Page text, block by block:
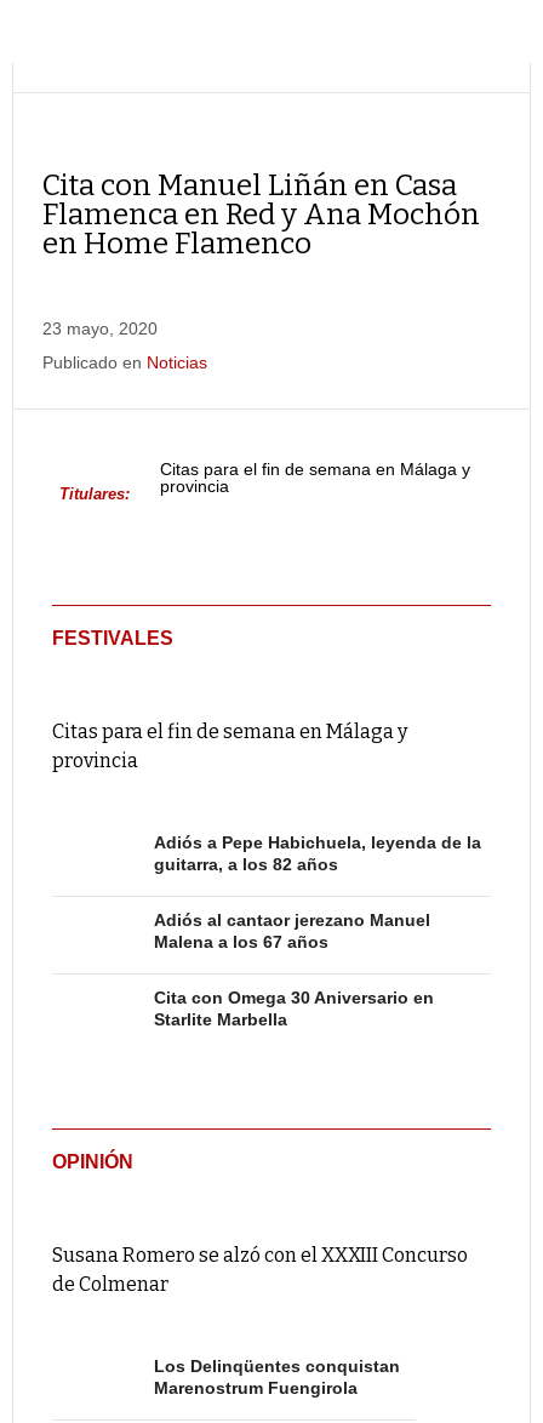
Cita con Manuel Liñán en Casa
Flamenca en Red y Ana Mochón
en Home Flamenco
23 mayo, 2020
Publicado en Noticias
Titulares:
Citas para el fin de semana en Málaga y
provincia
FESTIVALES
Citas para el fin de semana en Málaga y
provincia
Adiós a Pepe Habichuela, leyenda de la
guitarra, a los 82 años
Adiós al cantaor jerezano Manuel
Malena a los 67 años
Cita con Omega 30 Aniversario en
Starlite Marbella
OPINIÓN
Susana Romero se alzó con el XXXIII Concurso
de Colmenar
Los Delinqüentes conquistan
Marenostrum Fuengirola